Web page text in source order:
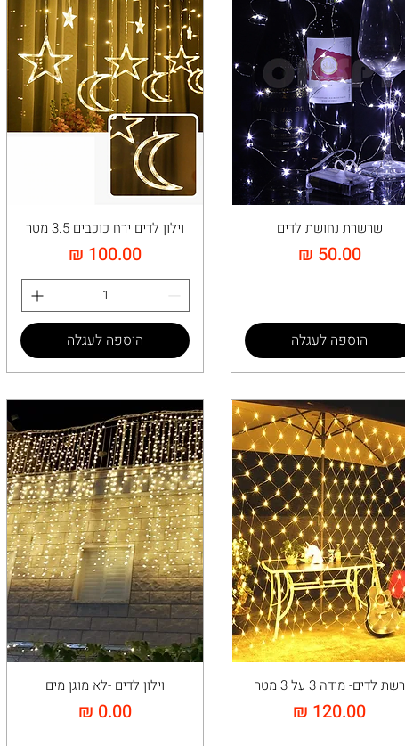
שרשרת נחושת לדים
מחיר‏50.00 ‏₪
הוספה לעגלה
וילון לדים ירח כוכבים 3.5 מטר
מחיר
הוספה לעגלה
רשת לדים- מידה 3 על 3 מטר
מחיר
וילון לדים -לא מוגן מים
מחיר